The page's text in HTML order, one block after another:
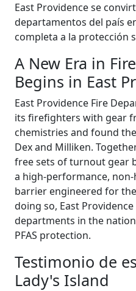
East Providence se
departamentos del país
completa a la protección
A New Era in
Begins in East
East Providence Fire
its firefighters with gear
chemistries and found
Dex and Milliken.
free sets of turnout gear
a high-performance,
barrier engineered for
doing so, East
departments in the
PFAS protection.
Testimonio de
Lady's Island